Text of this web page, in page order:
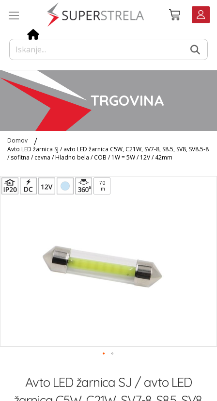
Košarica
TRGOVINA
Domov
Avto LED žarnica SJ / avto LED žarnica C5W, C21W, SV7-8, S8.5, SV8, SV8.5-8
/ sofitna / cevna / Hladno bela / COB / 1W = 5W / 12V / 42mm
Preskoči
na
70
lm
galerije
Avto LED žarnica SJ / avto LED